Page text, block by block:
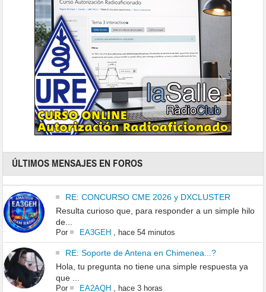
ÚLTIMOS MENSAJES EN FOROS
RE: CONCURSO CME 2026 y DXCLUSTER
Resulta curioso que, para responder a un simple hilo
de...
Por EA3GEH, hace 54 minutos
RE: Soporte de Antena en Chimenea...?
Hola, tu pregunta no tiene una simple respuesta ya
que ...
Por EA2AQH, hace 3 horas